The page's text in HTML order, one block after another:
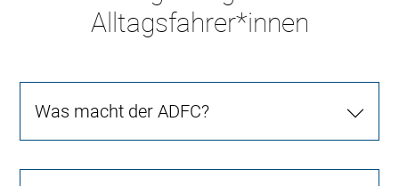
Alltagsfahrer*innen
Was macht der ADFC?